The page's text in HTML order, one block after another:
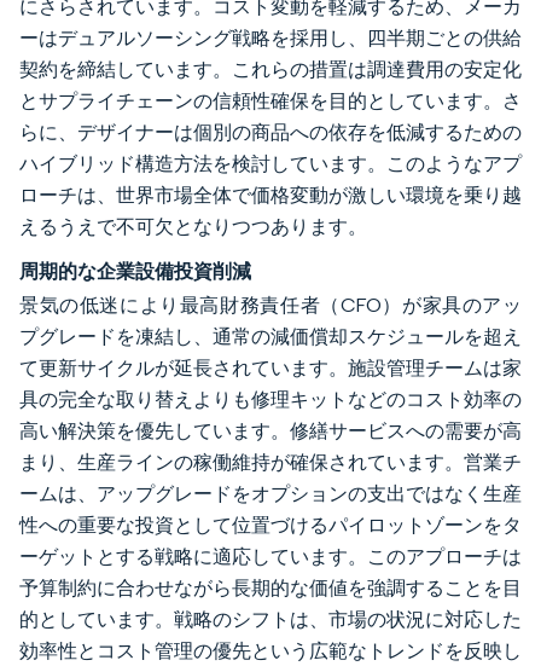
にさらされています。コスト変動を軽減するため、メーカ
ーはデュアルソーシング戦略を採用し、四半期ごとの供給
契約を締結しています。これらの措置は調達費用の安定化
とサプライチェーンの信頼性確保を目的としています。さ
らに、デザイナーは個別の商品への依存を低減するための
ハイブリッド構造方法を検討しています。このようなアプ
ローチは、世界市場全体で価格変動が激しい環境を乗り越
えるうえで不可欠となりつつあります。
周期的な企業設備投資削減
景気の低迷により最高財務責任者（CFO）が家具のアッ
プグレードを凍結し、通常の減価償却スケジュールを超え
て更新サイクルが延長されています。施設管理チームは家
具の完全な取り替えよりも修理キットなどのコスト効率の
高い解決策を優先しています。修繕サービスへの需要が高
まり、生産ラインの稼働維持が確保されています。営業チ
ームは、アップグレードをオプションの支出ではなく生産
性への重要な投資として位置づけるパイロットゾーンをタ
ーゲットとする戦略に適応しています。このアプローチは
予算制約に合わせながら長期的な価値を強調することを目
的としています。戦略のシフトは、市場の状況に対応した
効率性とコスト管理の優先という広範なトレンドを反映し